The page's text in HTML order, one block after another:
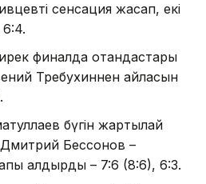
сенсация жасап, екі
финалда отандастары
Требухиннен айласын
бүгін жартылай
Дмитрий Бессонов –
қалдырды – 7:6 (8:6), 6:3.